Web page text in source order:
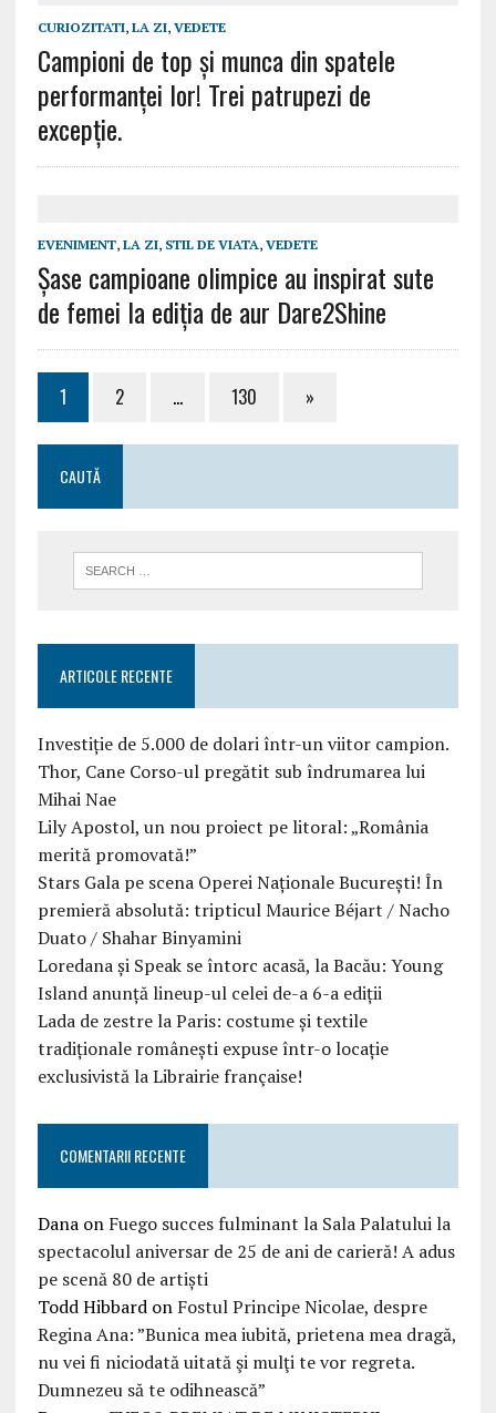
CURIOZITATI, LA ZI, VEDETE
Campioni de top și munca din spatele
performanței lor! Trei patrupezi de
excepție.
EVENIMENT, LA ZI, STIL DE VIATA, VEDETE
Șase campioane olimpice au inspirat sute
de femei la ediția de aur Dare2Shine
1 2 … 130 »
CAUTĂ
ARTICOLE RECENTE
Investiție de 5.000 de dolari într-un viitor campion.
Thor, Cane Corso-ul pregătit sub îndrumarea lui
Mihai Nae
Lily Apostol, un nou proiect pe litoral: „România
merită promovată!”
Stars Gala pe scena Operei Naționale București! În
premieră absolută: tripticul Maurice Béjart / Nacho
Duato / Shahar Binyamini
Loredana și Speak se întorc acasă, la Bacău: Young
Island anunță lineup-ul celei de-a 6-a ediții
Lada de zestre la Paris: costume și textile
tradiționale românești expuse într-o locație
exclusivistă la Librairie française!
COMENTARII RECENTE
Danaon Fuego succes fulminant la Sala Palatului la
spectacolul aniversar de 25 de ani de carieră! A adus
pe scenă 80 de artiști
Todd Hibbardon Fostul Principe Nicolae, despre
Regina Ana: ”Bunica mea iubită, prietena mea dragă,
nu vei fi niciodată uitată şi mulţi te vor regreta.
Dumnezeu să te odihnească”